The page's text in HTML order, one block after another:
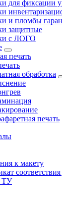
для фиксации
и пломбы
защитные
с ЛОГО
печать
обработка
печать
к макету
ТУ